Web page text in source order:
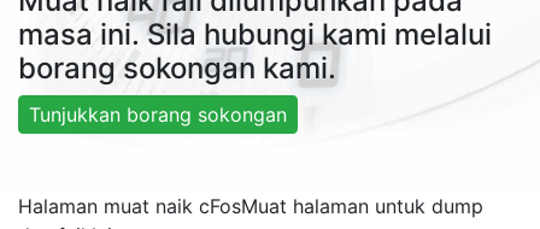
masa ini. Sila hubungi kami melalui
borang sokongan kami.
Tunjukkan borang sokongan
Halaman muat naik cFosMuat halaman untuk dump